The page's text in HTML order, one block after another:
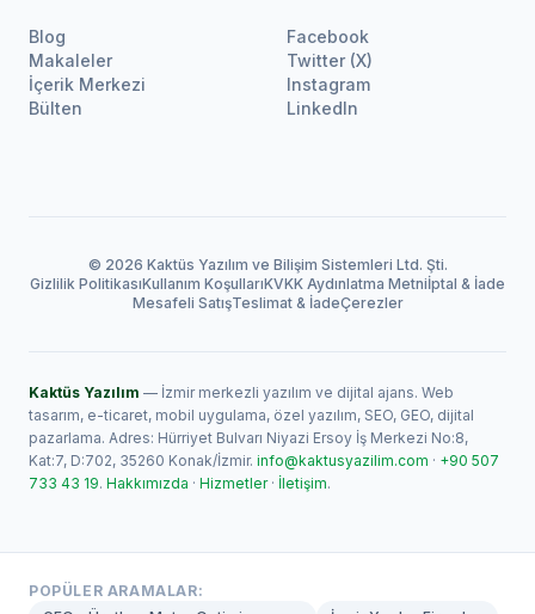
Blog
Makaleler
İçerik Merkezi
Bülten
Facebook
Twitter (X)
Instagram
LinkedIn
© 2026 Kaktüs Yazılım ve Bilişim Sistemleri Ltd. Şti.
Gizlilik PolitikasıKullanım KoşullarıKVKK Aydınlatma Metniİptal & İade
Mesafeli SatışTeslimat & İadeÇerezler
Kaktüs Yazılım — İzmir merkezli yazılım ve dijital ajans. Web
tasarım, e-ticaret, mobil uygulama, özel yazılım, SEO, GEO, dijital
pazarlama. Adres: Hürriyet Bulvarı Niyazi Ersoy İş Merkezi No:8,
Kat:7, D:702, 35260 Konak/İzmir. info@kaktusyazilim.com · +90 507
733 43 19. Hakkımızda · Hizmetler· İletişim.
POPÜLER ARAMALAR: